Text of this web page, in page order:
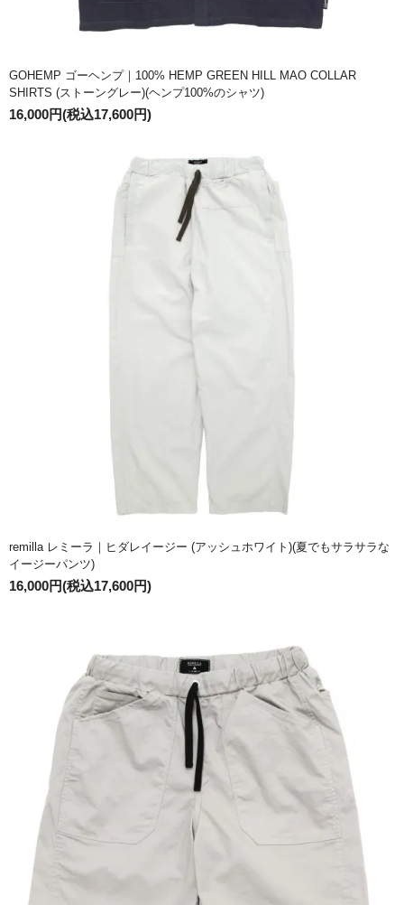
GOHEMP ゴーヘンプ｜100% HEMP GREEN HILL MAO COLLAR
SHIRTS (ストーングレー)(ヘンプ100%のシャツ)
16,000円(税込17,600円)
remilla レミーラ｜ヒダレイージー (アッシュホワイト)(夏でもサラサラな
イージーパンツ)
16,000円(税込17,600円)